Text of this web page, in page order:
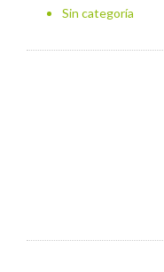
Sin categoría